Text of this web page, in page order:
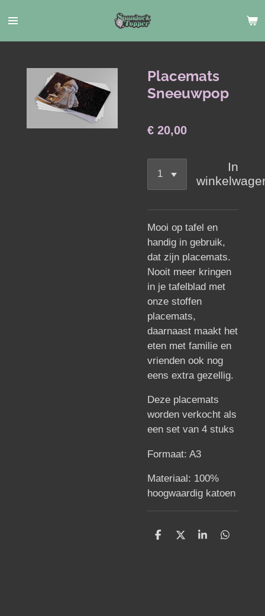
direct
naar
hoofdinhoud
Placemats
Sneeuwpop
€ 20,00
In
Mooi op tafel en
handig in gebruik,
dat zijn placemats.
Nooit meer kringen
in je tafelblad met
onze stoffen
placemats,
daarnaast maakt het
eten met familie en
vrienden ook nog
eens extra gezellig.
Deze placemats
worden verkocht als
een set van 4 stuks
Formaat: A3
Materiaal: 100%
hoogwaardig katoen
D
D
S
D